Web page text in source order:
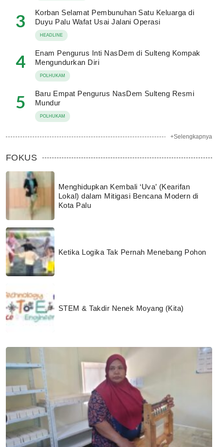
3
Korban Selamat Pembunuhan Satu Keluarga di
Duyu Palu Wafat Usai Jalani Operasi
HEADLINE
4
Enam Pengurus Inti NasDem di Sulteng Kompak
Mengundurkan Diri
POLHUKAM
5
Baru Empat Pengurus NasDem Sulteng Resmi
Mundur
POLHUKAM
+Selengkapnya
FOKUS
Menghidupkan Kembali ‘Uva’ (Kearifan
Lokal) dalam Mitigasi Bencana Modern di
Kota Palu
Ketika Logika Tak Pernah Menebang Pohon
STEM & Takdir Nenek Moyang (Kita)